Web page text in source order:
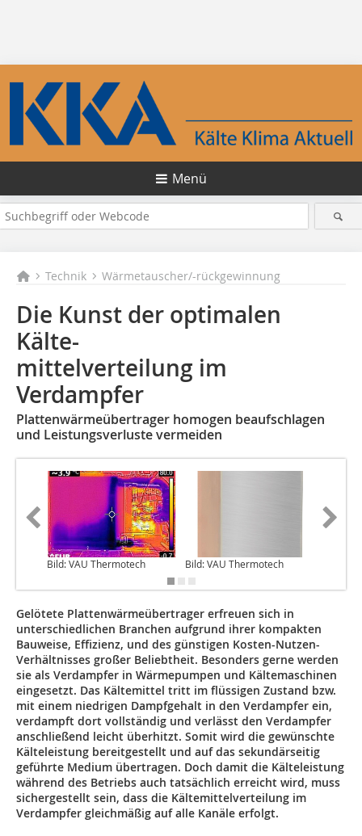
Menü
Technik Wärmetauscher/-rückgewinnung
Die Kunst der optimalen
Kälte-
mittelverteilung im
Verdampfer
Plattenwärmeübertrager homogen beaufschlagen
und Leistungsverluste vermeiden
Bild: VAU Thermotech Bild: VAU Thermotech
Gelötete Plattenwärmeübertrager erfreuen sich in
unterschiedlichen Branchen aufgrund ihrer kompakten
Bauweise, Effizienz, und des günstigen Kosten-Nutzen-
Verhältnisses großer Beliebtheit. Besonders gerne werden
sie als Verdampfer in Wärmepumpen und Kältemaschinen
eingesetzt. Das Kältemittel tritt im flüssigen Zustand bzw.
mit einem niedrigen Dampfgehalt in den Verdampfer ein,
verdampft dort vollständig und verlässt den Verdampfer
anschließend leicht überhitzt. Somit wird die gewünschte
Kälteleistung bereitgestellt und auf das sekundärseitig
geführte Medium übertragen. Doch damit die Kälteleistung
während des Betriebs auch tatsächlich erreicht wird, muss
sichergestellt sein, dass die Kältemittelverteilung im
Verdampfer gleichmäßig auf alle Kanäle erfolgt.